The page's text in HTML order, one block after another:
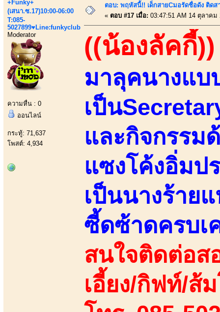
+Funky+
(เสนา.ซ.17)10:00-06:00
T:085-
5027899♥Line:funkyclub
Moderator
ความหื่น : 0
ออนไลน์
กระทู้: 71,637
โพสต์: 4,934
ตอบ: พฤหัสนี้!! เด็กสายCมอรัดชื่อดัง ติดส
« ตอบ #17 เมื่อ: 03:47:51 AM 14 ตุลาคม
((น้องลัคกี้))
มาลุคนางแบ
เป็น
และกิจกรรม
แซงโค้งอิ่มป
เป็นนางร้าย
ซี้ดซ้าดครบเ
สนใจติดต่อส
เอี้ยง/กิฟท์/ส้